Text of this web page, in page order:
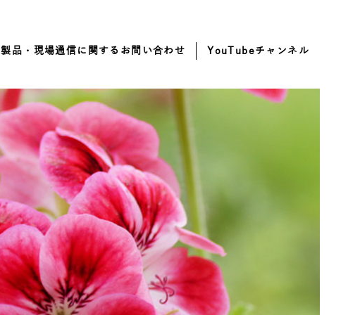
製品・現場通信に関するお問い合わせ YouTubeチャンネル